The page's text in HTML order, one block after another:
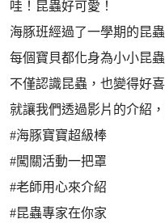
哇！昆蟲好可愛！
海豚班經過了一學期的昆
每個寶貝都化身為小小昆
不僅認識昆蟲，也變得好喜
就讓我們透過影片的介紹
#海豚寶寶超級棒
#闖關活動一把罩
#老師用心來介紹
#昆蟲專家在你家